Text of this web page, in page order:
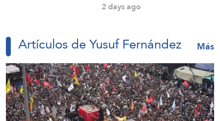
«Maariv»: Hezbolá puede detonar más
artefactos explosivos sin que el ejército israelí
sepa si fueron colocados recientemente o al
inicio de la guerra. Esto es sumamente
preocupante, y esto es solo el comienza
2 days ago
Artículos de Yusuf Fernández Más